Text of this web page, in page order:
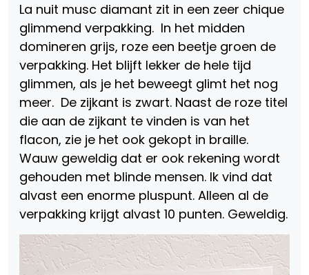
La nuit musc diamant zit in een zeer chique
glimmend verpakking. In het midden
domineren grijs, roze een beetje groen de
verpakking. Het blijft lekker de hele tijd
glimmen, als je het beweegt glimt het nog
meer. De zijkant is zwart. Naast de roze titel
die aan de zijkant te vinden is van het
flacon, zie je het ook gekopt in braille.
Wauw geweldig dat er ook rekening wordt
gehouden met blinde mensen. Ik vind dat
alvast een enorme pluspunt. Alleen al de
verpakking krijgt alvast 10 punten. Geweldig.